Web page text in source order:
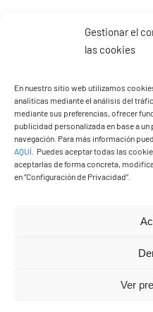
Gestionar el
las cookies
En nuestro sitio web utilizamos
analíticas mediante el análisis del
mediante sus preferencias, ofrecer
publicidad personalizada en base a
navegación. Para más información
AQUÍ
Puedes aceptar todas las
aceptarlas de forma concreta,
en “Configuración de Privacidad”.
Ver